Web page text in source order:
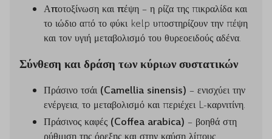
Αποτοξίνωση και πέψη – η ρίζα της πικραλίδα και
το ιώδιο από το φύκι kelp υποστηρίζουν την πέψη
και τον υγιή μεταβολισμό του θυρεοειδούς αδένα.
Σύνθεση και δράση των κύριων συστατικών
Πράσινο τσάι (Camellia sinensis) – ενισχύει την
ενέργεια, το μεταβολισμό και περιέχει L-καρνιτίνη.
Πράσινος καφές (Coffea arabica) – βοηθά στη
ρύθμιση της όρεξης και στην καύση λίπους.